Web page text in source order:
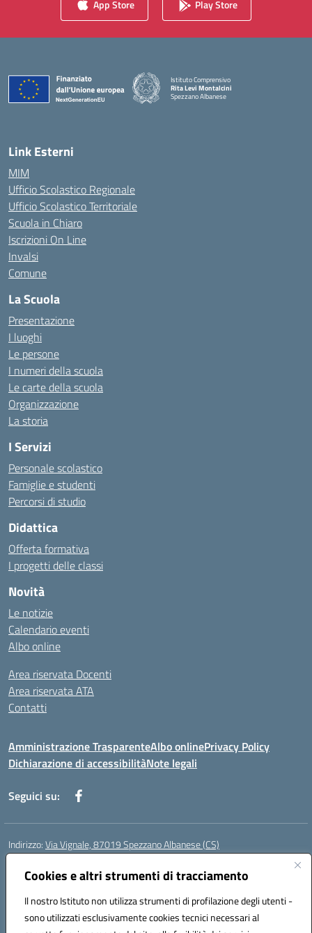
Cookies e altri strumenti di tracciamento
Il nostro Istituto non utilizza strumenti di profilazione degli utenti -
sono utilizzati esclusivamente cookies tecnici necessari al
App Store Play Store
Istituto Comprensivo
Rita Levi Montalcini
Spezzano Albanese
— Visita la pagina iniziale della scuola
Link Esterni
MIM
Ufficio Scolastico Regionale
Ufficio Scolastico Territoriale
Scuola in Chiaro
Iscrizioni On Line
Invalsi
Comune
La Scuola
Presentazione
I luoghi
Le persone
I numeri della scuola
Le carte della scuola
Organizzazione
La storia
I Servizi
Personale scolastico
Famiglie e studenti
Percorsi di studio
Didattica
Offerta formativa
I progetti delle classi
Novità
Le notizie
Calendario eventi
Albo online
Area riservata Docenti
Area riservata ATA
Contatti
Amministrazione TrasparenteAlbo onlinePrivacy Policy
Dichiarazione di accessibilitàNote legali
Seguici su:
Indirizzo:Via Vignale, 87019 Spezzano Albanese (CS)
Centralino:
Posta elettronica certificata (PEC):csic878003@pec.istruzione.it
Codice fiscale: 94018300783
Codice meccanografico:CSIC878003
Codice Indice delle Pubbliche Amministrazioni (IPA): istsc_csic878003